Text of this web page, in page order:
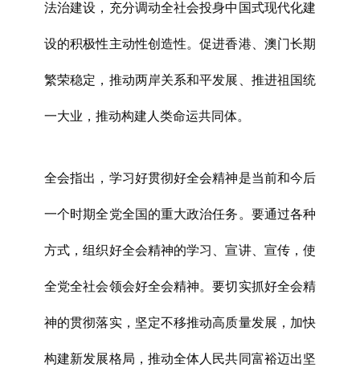
法治建设，充分调动全社会投身中国式现代化建
设的积极性主动性创造性。促进香港、澳门长期
繁荣稳定，推动两岸关系和平发展、推进祖国统
一大业，推动构建人类命运共同体。
全会指出，学习好贯彻好全会精神是当前和今后
一个时期全党全国的重大政治任务。要通过各种
方式，组织好全会精神的学习、宣讲、宣传，使
全党全社会领会好全会精神。要切实抓好全会精
神的贯彻落实，坚定不移推动高质量发展，加快
构建新发展格局，推动全体人民共同富裕迈出坚